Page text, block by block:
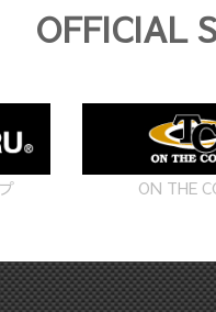
OFFICIAL
ON THE